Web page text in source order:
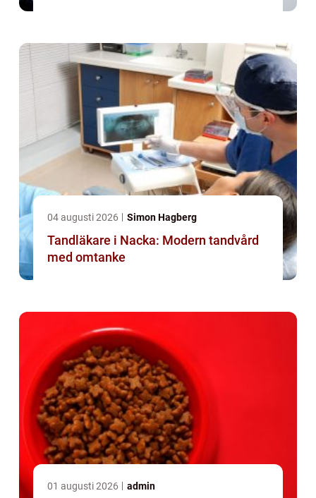
04 augusti 2026 Simon Hagberg
Tandläkare i Nacka: Modern tandvård
med omtanke
01 augusti 2026 admin